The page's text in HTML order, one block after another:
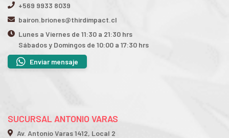
+569 9933 8039
bairon.briones@thirdimpact.cl
Lunes a Viernes de 11:30 a 21:30 hrs
Sábados y Domingos de 10:00 a 17:30 hrs
Enviar mensaje
SUCURSAL ANTONIO VARAS
Av. Antonio Varas 1412, Local 2